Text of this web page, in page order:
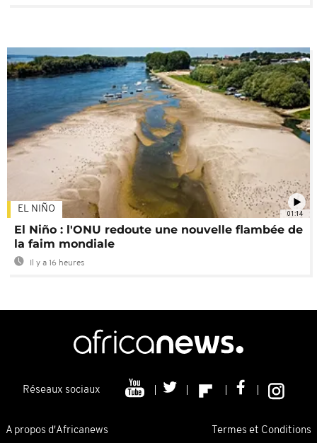
01:14
EL NIÑO
El Niño : l'ONU redoute une nouvelle flambée de
la faim mondiale
Il y a 16 heures
Réseaux sociaux
A propos d'Africanews Termes et Conditions